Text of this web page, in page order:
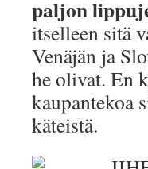
paljon
itselleen sitä
Venäjän ja
he olivat. En
kaupantekoa
käteistä.